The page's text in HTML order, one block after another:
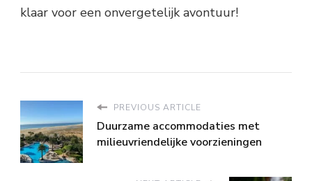
klaar voor een onvergetelijk avontuur!
PREVIOUS ARTICLE
Duurzame accommodaties met
milieuvriendelijke voorzieningen